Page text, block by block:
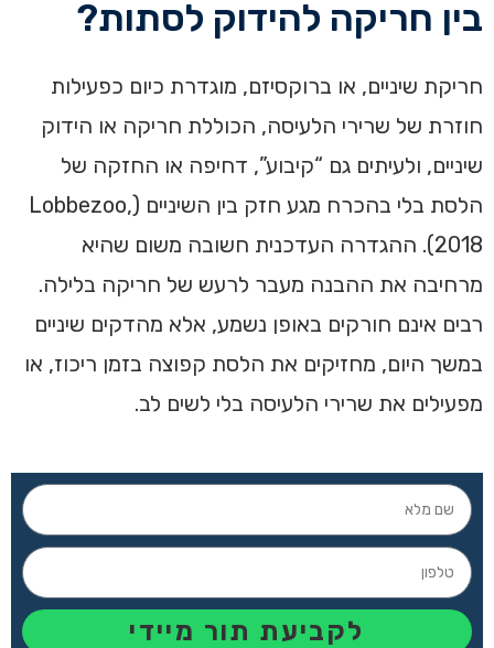
בין חריקה להידוק לסתות?
חריקת שיניים, או ברוקסיזם, מוגדרת כיום כפעילות
חוזרת של שרירי הלעיסה, הכוללת חריקה או הידוק
שיניים, ולעיתים גם “קיבוע”, דחיפה או החזקה של
הלסת בלי בהכרח מגע חזק בין השיניים (Lobbezoo,
2018). ההגדרה העדכנית חשובה משום שהיא
מרחיבה את ההבנה מעבר לרעש של חריקה בלילה.
רבים אינם חורקים באופן נשמע, אלא מהדקים שיניים
במשך היום, מחזיקים את הלסת קפוצה בזמן ריכוז, או
מפעילים את שרירי הלעיסה בלי לשים לב.
לקביעת תור מיידי